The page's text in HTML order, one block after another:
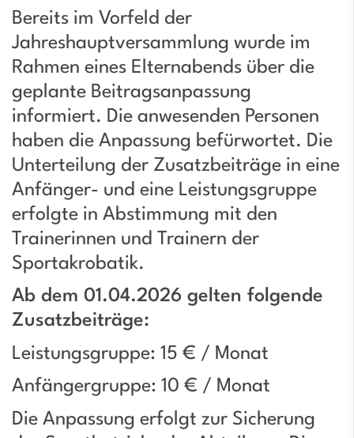
Bereits im Vorfeld der
Jahreshauptversammlung wurde im
Rahmen eines Elternabends über die
geplante Beitragsanpassung
informiert. Die anwesenden Personen
haben die Anpassung befürwortet. Die
Unterteilung der Zusatzbeiträge in eine
Anfänger- und eine Leistungsgruppe
erfolgte in Abstimmung mit den
Trainerinnen und Trainern der
Sportakrobatik.
Ab dem 01.04.2026 gelten folgende
Zusatzbeiträge:
Leistungsgruppe: 15 € / Monat
Anfängergruppe: 10 € / Monat
Die Anpassung erfolgt zur Sicherung